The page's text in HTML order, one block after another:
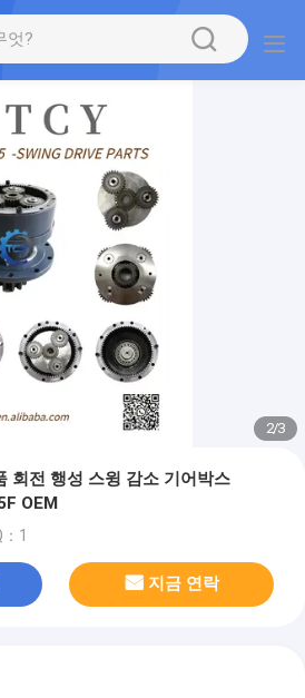
2/3
회전 행성 스윙 감소 기어박스
OEM
1
지금 연락